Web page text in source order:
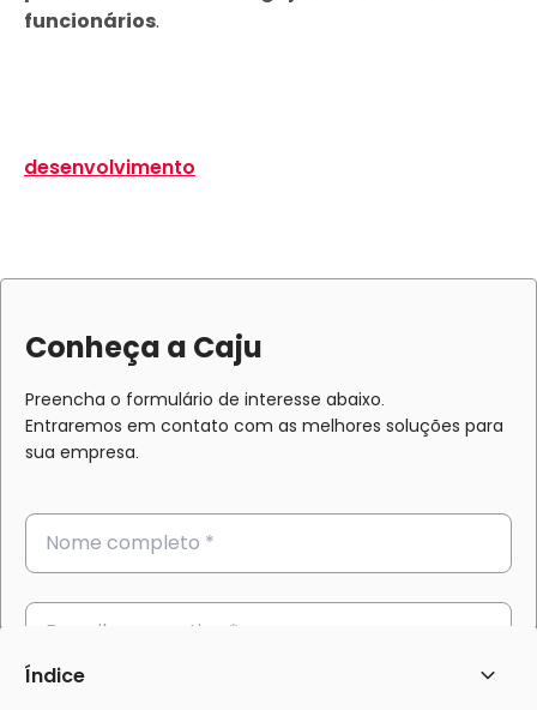
funcionários.
desenvolvimento
Índice
Conheça a Caju
Preencha o formulário de interesse abaixo.
Entraremos em contato com as melhores soluções para
sua empresa.